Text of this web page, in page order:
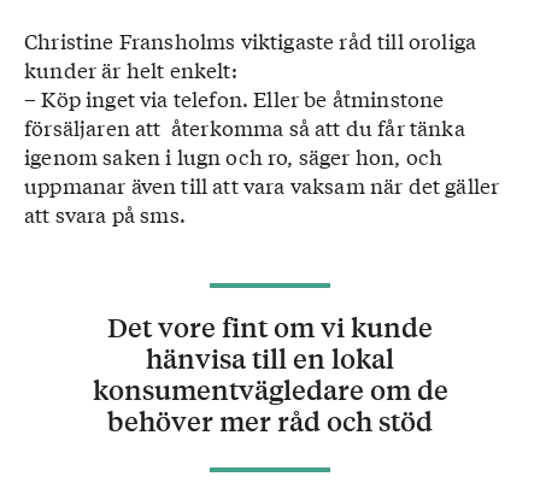
Christine Fransholms viktigaste råd till oroliga
kunder är helt enkelt:
– Köp inget via telefon. Eller be åtminstone
försäljaren att återkomma så att du får tänka
igenom saken i lugn och ro, säger hon, och
uppmanar även till att vara vaksam när det gäller
att svara på sms.
Det vore fint om vi kunde
hänvisa till en lokal
konsumentvägledare om de
behöver mer råd och stöd